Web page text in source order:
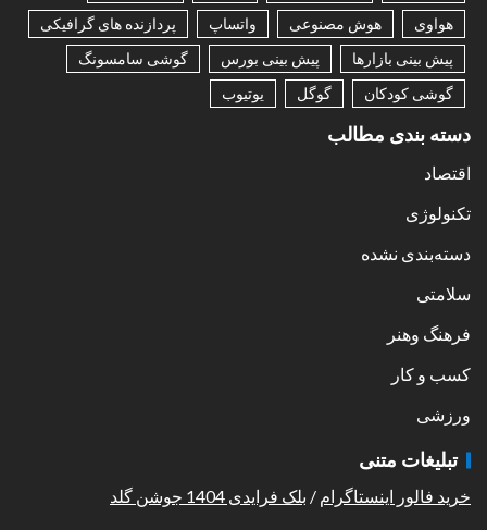
هواوی
هوش مصنوعی واتساپ
پردازنده های گرافیکی
پیش بینی بازارها
پیش بینی بورس
گوشی سامسونگ
گوشی کودکان
گوگل یوتیوب
دسته بندی مطالب
اقتصاد
تکنولوژی
دسته‌بندی نشده
سلامتی
فرهنگ وهنر
کسب و کار
ورزشی
تبلیغات متنی
خرید فالور اینستاگرام / بلک فرایدی 1404 جوشن گلد